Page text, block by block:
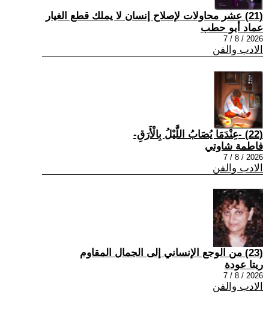
(21) عشر محاولات لإصلاح إنسان لا يملك قطع الغيار
عماد أبو حطب
2026 / 8 / 7
الادب والفن
(22) -عِنْدَمَا يُصَابُ اللَّيْلُ بِالْأَرَقِ-
فاطمة شاوتي
2026 / 8 / 7
الادب والفن
(23) من الوجع الإنساني إلى الجمال المقاوم
ريتا عودة
2026 / 8 / 7
الادب والفن